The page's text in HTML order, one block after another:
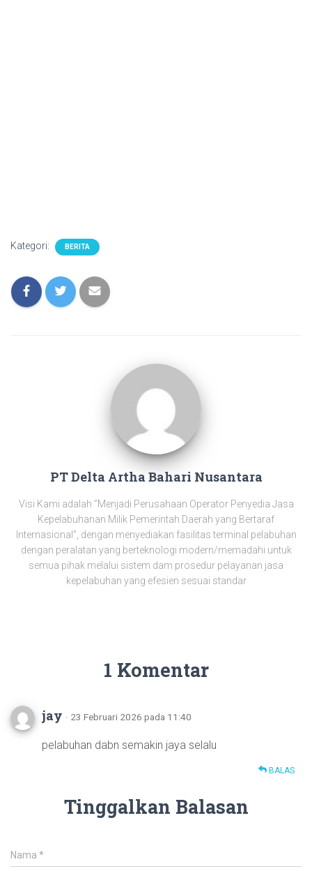
Kategori: BERITA
PT Delta Artha Bahari Nusantara
Visi Kami adalah ”Menjadi Perusahaan Operator Penyedia Jasa
Kepelabuhanan Milik Pemerintah Daerah yang Bertaraf
Internasional”, dengan menyediakan fasilitas terminal pelabuhan
dengan peralatan yang berteknologi modern/memadahi untuk
semua pihak melalui sistem dam prosedur pelayanan jasa
kepelabuhan yang efesien sesuai standar
1 Komentar
jay · 23 Februari 2026 pada 11:40
pelabuhan dabn semakin jaya selalu
BALAS
Tinggalkan Balasan
Nama *